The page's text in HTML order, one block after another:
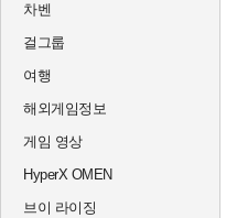
차벤
걸그룹
여행
해외게임정보
게임 영상
HyperX OMEN
브이 라이징